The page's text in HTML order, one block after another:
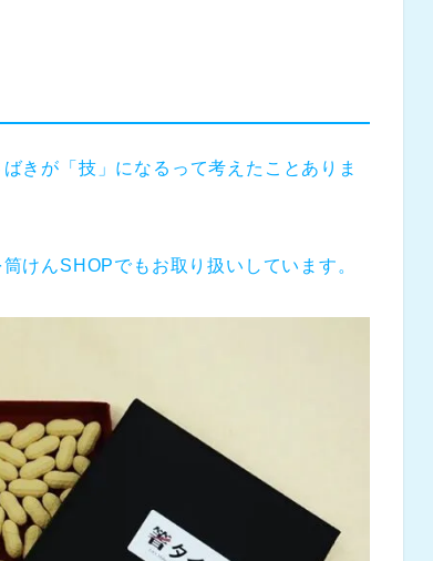
きが「技」になるって考えたことありま
けんSHOPでもお取り扱いしています。